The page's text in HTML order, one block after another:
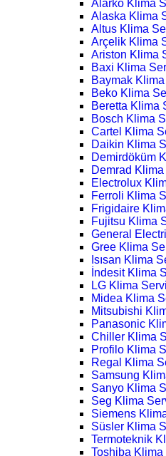
Alarko Klima
Alaska Klima
Altus Klima
Arçelik Klima
Ariston Klima
Baxi Klima
Baymak
Beko Klima
Beretta Klima
Bosch Klima
Cartel Klima
Daikin Klima
Demirdöküm
Demrad
Electrolux
Ferroli Klima
Frigidaire
Fujitsu Klima
General
Gree Klima
Isısan Klima
İndesit Klima
LG Klima
Midea Klima
Mitsubishi
Panasonic
Chiller Klima
Profilo Klima
Regal Klima
Samsung
Sanyo Klima
Seg Klima
Siemens
Süsler Klima
Termoteknik
Toshiba Klima